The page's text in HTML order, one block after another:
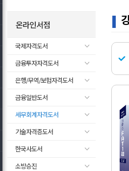
온라인서점
국제자격도서
금융투자자격도서
은행/무역/보험자격도서
금융일반도서
세무회계자격도서
기술자격증도서
한국사도서
소방승진